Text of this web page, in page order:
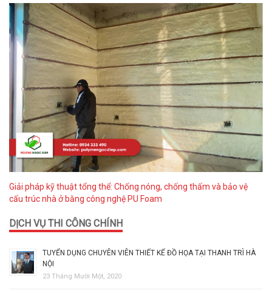
Giải pháp kỹ thuật tổng thể: Chống nóng, chống thấm và bảo vệ
cấu trúc nhà ở bằng công nghệ PU Foam
DỊCH VỤ THI CÔNG CHÍNH
TUYỂN DỤNG CHUYÊN VIÊN THIẾT KẾ ĐỒ HỌA TẠI THANH TRÌ HÀ
NỘI
23 Tháng Mười Một, 2020